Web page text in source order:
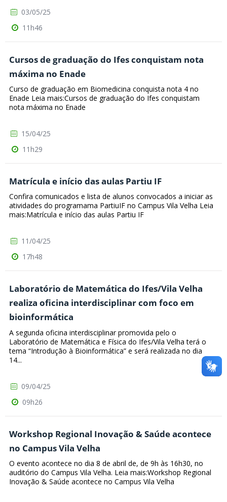
03/05/25
11h46
Cursos de graduação do Ifes conquistam nota
máxima no Enade
Curso de graduação em Biomedicina conquista nota 4 no
Enade Leia mais:Cursos de graduação do Ifes conquistam
nota máxima no Enade
15/04/25
11h29
Matrícula e início das aulas Partiu IF
Confira comunicados e lista de alunos convocados a iniciar as
atividades do programama PartiuIF no Campus Vila Velha Leia
mais:Matrícula e início das aulas Partiu IF
11/04/25
17h48
Laboratório de Matemática do Ifes/Vila Velha
realiza oficina interdisciplinar com foco em
bioinformática
A segunda oficina interdisciplinar promovida pelo o
Laboratório de Matemática e Física do Ifes/Vila Velha terá o
tema “Introdução à Bioinformática” e será realizada no dia
14...
09/04/25
09h26
Workshop Regional Inovação & Saúde acontece
no Campus Vila Velha
O evento acontece no dia 8 de abril de, de 9h às 16h30, no
auditório do Campus Vila Velha. Leia mais:Workshop Regional
Inovação & Saúde acontece no Campus Vila Velha